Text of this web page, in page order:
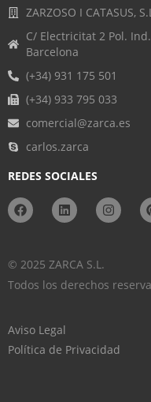
ZARZOSO I CATASUS,
C/ Electricitat 2 Pol.
Barcelona
(+34) 931 175 501
(+34) 933 795 033
comercial@zarca.es
carlos.zarca
REDES SOCIALES
© 2025 ZARCA S.L.
Todos los derechos
Aviso Legal
Política de Privacidad